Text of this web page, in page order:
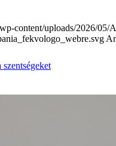
content/uploads/2026/